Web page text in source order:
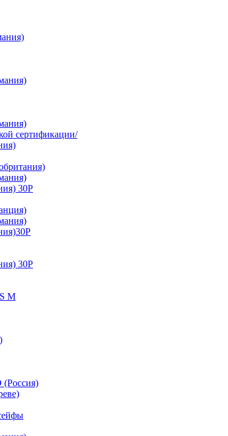
сертификации/
30Р
30Р
M